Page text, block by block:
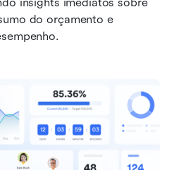
do orçamento e